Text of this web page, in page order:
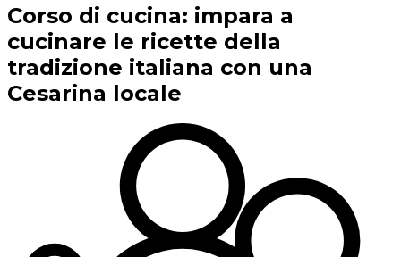
Corso di cucina: impara a
cucinare le ricette della
tradizione italiana con una
Cesarina locale